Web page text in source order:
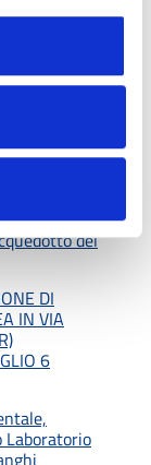
il
del nuovo
del
DI
IN VIA
6
Laboratorio